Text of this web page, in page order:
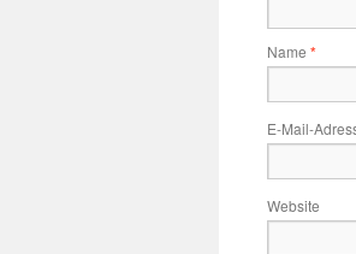
Name *
E-Mail-
Website